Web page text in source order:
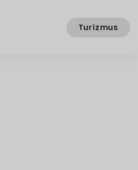
Turizmus